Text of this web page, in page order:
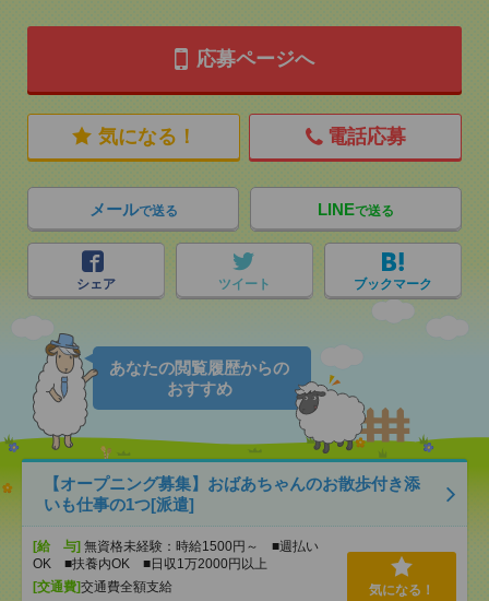
応募ページへ
気になる！ 電話応募
メールで送る LINEで送る
シェア ツイート ブックマーク
あなたの閲覧履歴からの
おすすめ
【オープニング募集】おばあちゃんのお散歩付き添
いも仕事の1つ[派遣]
[給 与] 無資格未経験：時給1500円～ ■週払い
OK ■扶養内OK ■日収1万2000円以上
[交通費]交通費全額支給 気になる！